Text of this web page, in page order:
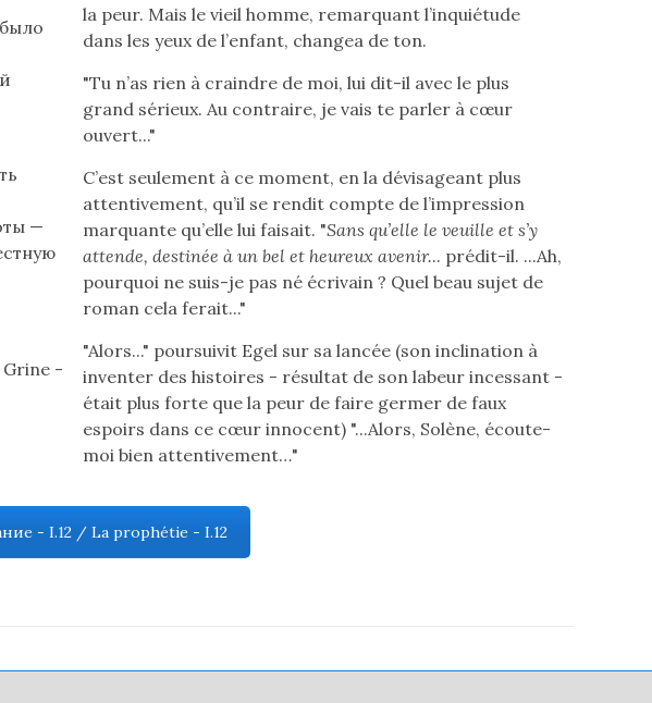
—
la peur. Mais le vieil homme, remarquant l’inquiétude
dans les yeux de l’enfant, changea de ton.
"Tu n’as rien à craindre de moi, lui dit-il avec le plus
grand sérieux. Au contraire, je vais te parler à cœur
ouvert..."
C’est seulement à ce moment, en la dévisageant plus
attentivement, qu’il se rendit compte de l’impression
marquante qu’elle lui faisait. "Sans qu’elle le veuille et s’y
attende, destinée à un bel et heureux avenir... prédit-il. ...Ah,
pourquoi ne suis-je pas né écrivain ? Quel beau sujet de
roman cela ferait..."
"Alors..." poursuivit Egel sur sa lancée (son inclination à
inventer des histoires - résultat de son labeur incessant -
était plus forte que la peur de faire germer de faux
espoirs dans ce cœur innocent) "...Alors, Solène, écoute-
moi bien attentivement…"
- I.12 / La prophétie - I.12